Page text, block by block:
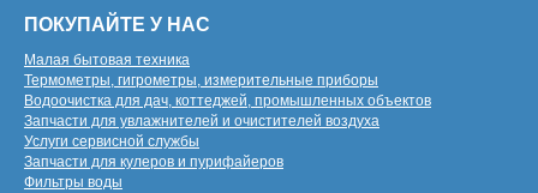
ПОКУПАЙТЕ У НАС
Малая бытовая техника
Термометры, гигрометры, измерительные приборы
Водоочистка для дач, коттеджей, промышленных объектов
Запчасти для увлажнителей и очистителей воздуха
Услуги сервисной службы
Запчасти для кулеров и пурифайеров
Фильтры воды